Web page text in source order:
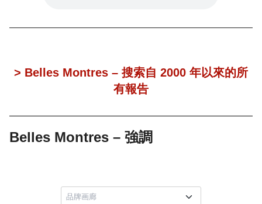
> Belles Montres – 搜索自 2000 年以來的所
有報告
Belles Montres – 強調